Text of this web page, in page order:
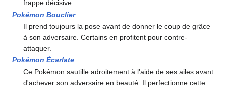
frappe décisive.
Pokémon Bouclier
Il prend toujours la pose avant de donner le coup de grâce
à son adversaire. Certains en profitent pour contre-
attaquer.
Pokémon Écarlate
Ce Pokémon sautille adroitement à l'aide de ses ailes avant
d'achever son adversaire en beauté. Il perfectionne cette